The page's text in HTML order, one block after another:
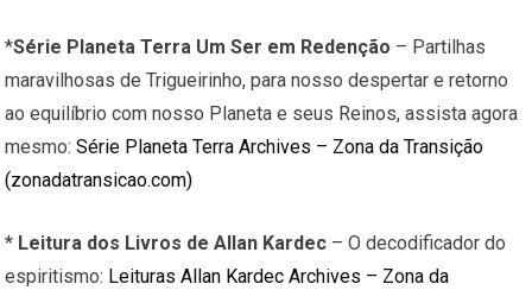
*Série Planeta Terra Um Ser em Redenção – Partilhas
maravilhosas de Trigueirinho, para nosso despertar e retorno
ao equilíbrio com nosso Planeta e seus Reinos, assista agora
mesmo:Série Planeta Terra Archives – Zona da Transição
(zonadatransicao.com)
* Leitura dos Livros de Allan Kardec – O decodificador do
espiritismo: Leituras Allan Kardec Archives – Zona da